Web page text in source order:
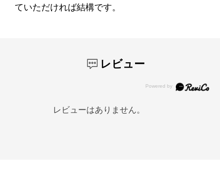
ていただければ結構です。
レビュー
レビューはありません。